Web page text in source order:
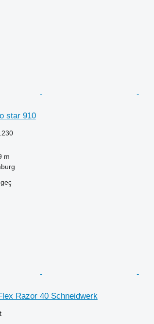
star 910
m
Razor 40 Schneidwerk